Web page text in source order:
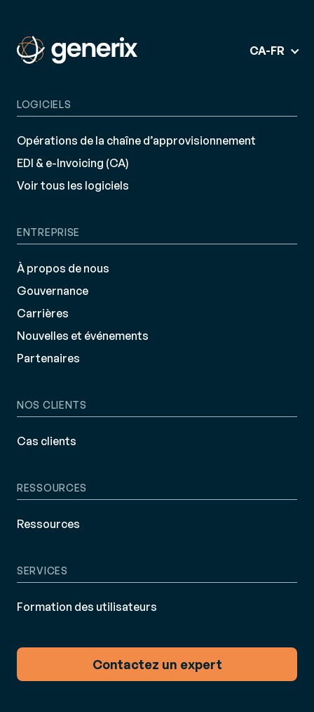
CA-FR
LOGICIELS
Opérations de la chaîne d’approvisionnement
EDI & e-Invoicing (CA)
Voir tous les logiciels
ENTREPRISE
À propos de nous
Gouvernance
Carrières
Nouvelles et événements
Partenaires
NOS CLIENTS
Cas clients
RESSOURCES
Ressources
SERVICES
Formation des utilisateurs
Contactez un expert